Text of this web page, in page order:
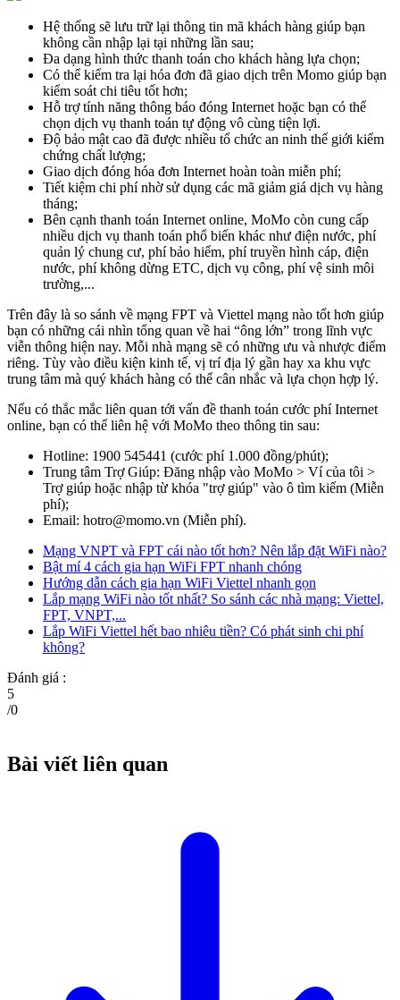
Hệ thống sẽ lưu trữ lại thông tin mã khách hàng giúp bạn
không cần nhập lại tại những lần sau;
Đa dạng hình thức thanh toán cho khách hàng lựa chọn;
Có thể kiểm tra lại hóa đơn đã giao dịch trên Momo giúp bạn
kiểm soát chi tiêu tốt hơn;
Hỗ trợ tính năng thông báo đóng Internet hoặc bạn có thể
chọn dịch vụ thanh toán tự động vô cùng tiện lợi.
Độ bảo mật cao đã được nhiều tổ chức an ninh thế giới kiểm
chứng chất lượng;
Giao dịch đóng hóa đơn Internet hoàn toàn miễn phí;
Tiết kiệm chi phí nhờ sử dụng các mã giảm giá dịch vụ hàng
tháng;
Bên cạnh thanh toán Internet online, MoMo còn cung cấp
nhiều dịch vụ thanh toán phổ biến khác như điện nước, phí
quản lý chung cư, phí bảo hiểm, phí truyền hình cáp, điện
nước, phí không dừng ETC, dịch vụ công, phí vệ sinh môi
trường,...
Trên đây là so sánh về mạng FPT và Viettel mạng nào tốt hơn giúp
bạn có những cái nhìn tổng quan về hai “ông lớn” trong lĩnh vực
viễn thông hiện nay. Mỗi nhà mạng sẽ có những ưu và nhược điểm
riêng. Tùy vào điều kiện kinh tế, vị trí địa lý gần hay xa khu vực
trung tâm mà quý khách hàng có thể cân nhắc và lựa chọn hợp lý.
Nếu có thắc mắc liên quan tới vấn đề thanh toán cước phí Internet
online, bạn có thể liên hệ với MoMo theo thông tin sau:
Hotline: 1900 545441 (cước phí 1.000 đồng/phút);
Trung tâm Trợ Giúp: Đăng nhập vào MoMo > Ví của tôi >
Trợ giúp hoặc nhập từ khóa "trợ giúp" vào ô tìm kiếm (Miễn
phí);
Email: hotro@momo.vn (Miễn phí).
Mạng VNPT và FPT cái nào tốt hơn? Nên lắp đặt WiFi nào?
Bật mí 4 cách gia hạn WiFi FPT nhanh chóng
Hướng dẫn cách gia hạn WiFi Viettel nhanh gọn
Lắp mạng WiFi nào tốt nhất? So sánh các nhà mạng: Viettel,
FPT, VNPT,...
Lắp WiFi Viettel hết bao nhiêu tiền? Có phát sinh chi phí
không?
Đánh giá :
5
/0
Bài viết liên quan